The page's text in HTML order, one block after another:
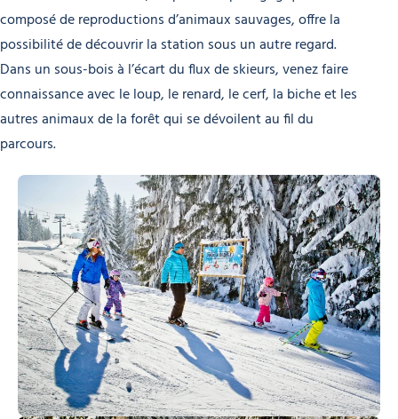
composé de reproductions d’animaux sauvages, offre la
possibilité de découvrir la station sous un autre regard.
Dans un sous-bois à l’écart du flux de skieurs, venez faire
connaissance avec le loup, le renard, le cerf, la biche et les
autres animaux de la forêt qui se dévoilent au fil du
parcours.